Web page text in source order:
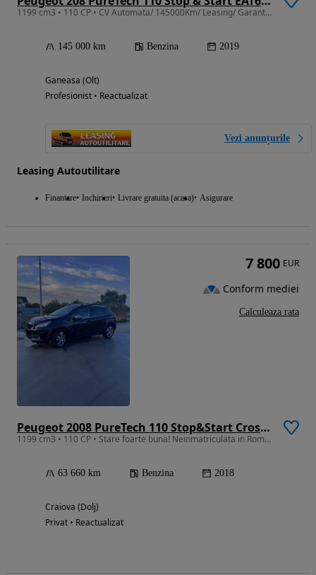
1199 cm3 • 110 CP • CV Automata/ 145000Km/ Leasing/ Garantie pana la 3ani fara limita Km
145 000 km Benzina 2019
Ganeasa (Olt)
Profesionist • Reactualizat
Vezi anunțurile
Leasing Autoutilitare
Finantare Inchirieri Livrare gratuita (acasa) Asigurare
Peugeot 2008 PureTech 110 Stop&Start Crossway
1199 cm3 • 110 CP • Stare foarte buna! Neinmatriculata in Romania. Doar 1 proprietar.
63 660 km Benzina 2018
Craiova (Dolj)
Privat • Reactualizat
7 800 EUR
Conform mediei
Calculeaza rata